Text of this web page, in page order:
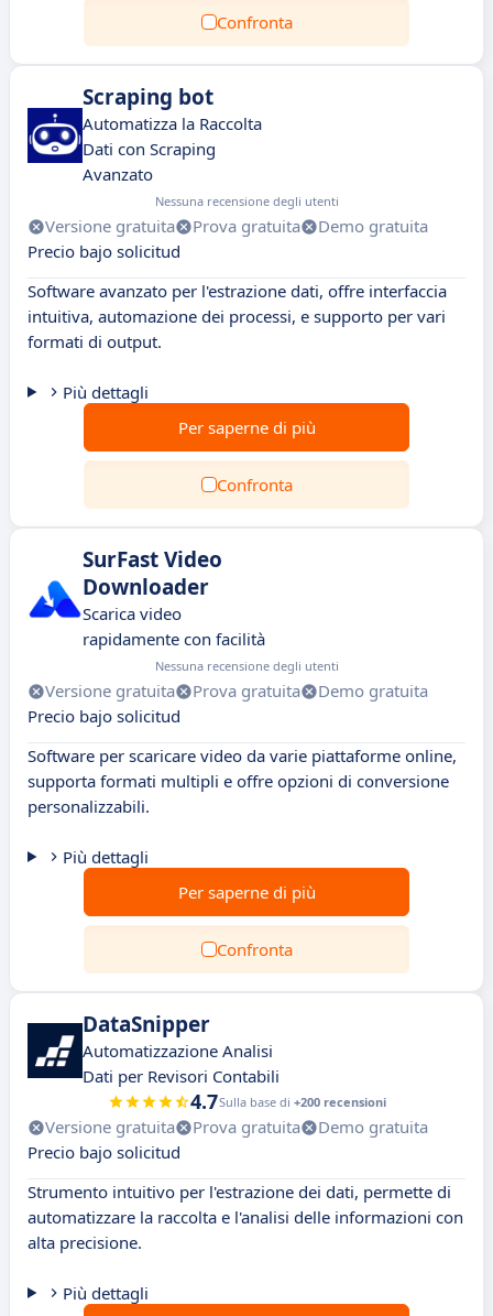
Confronta
Scraping bot
Automatizza la Raccolta
Dati con Scraping
Avanzato
Nessuna recensione degli utenti
Versione gratuita Prova gratuita
Demo gratuita
Precio bajo solicitud
Software avanzato per l'estrazione dati, offre interfaccia
intuitiva, automazione dei processi, e supporto per vari
formati di output.
Più dettagli
Per saperne di più
Confronta
SurFast Video
Downloader
Scarica video
rapidamente con facilità
Nessuna recensione degli utenti
Versione gratuita Prova gratuita
Demo gratuita
Precio bajo solicitud
Software per scaricare video da varie piattaforme online,
supporta formati multipli e offre opzioni di conversione
personalizzabili.
Più dettagli
Per saperne di più
Confronta
DataSnipper
Automatizzazione Analisi
Dati per Revisori Contabili
4.7Sulla base di +200 recensioni
Versione gratuita Prova gratuita
Demo gratuita
Precio bajo solicitud
Strumento intuitivo per l'estrazione dei dati, permette di
automatizzare la raccolta e l'analisi delle informazioni con
alta precisione.
Più dettagli